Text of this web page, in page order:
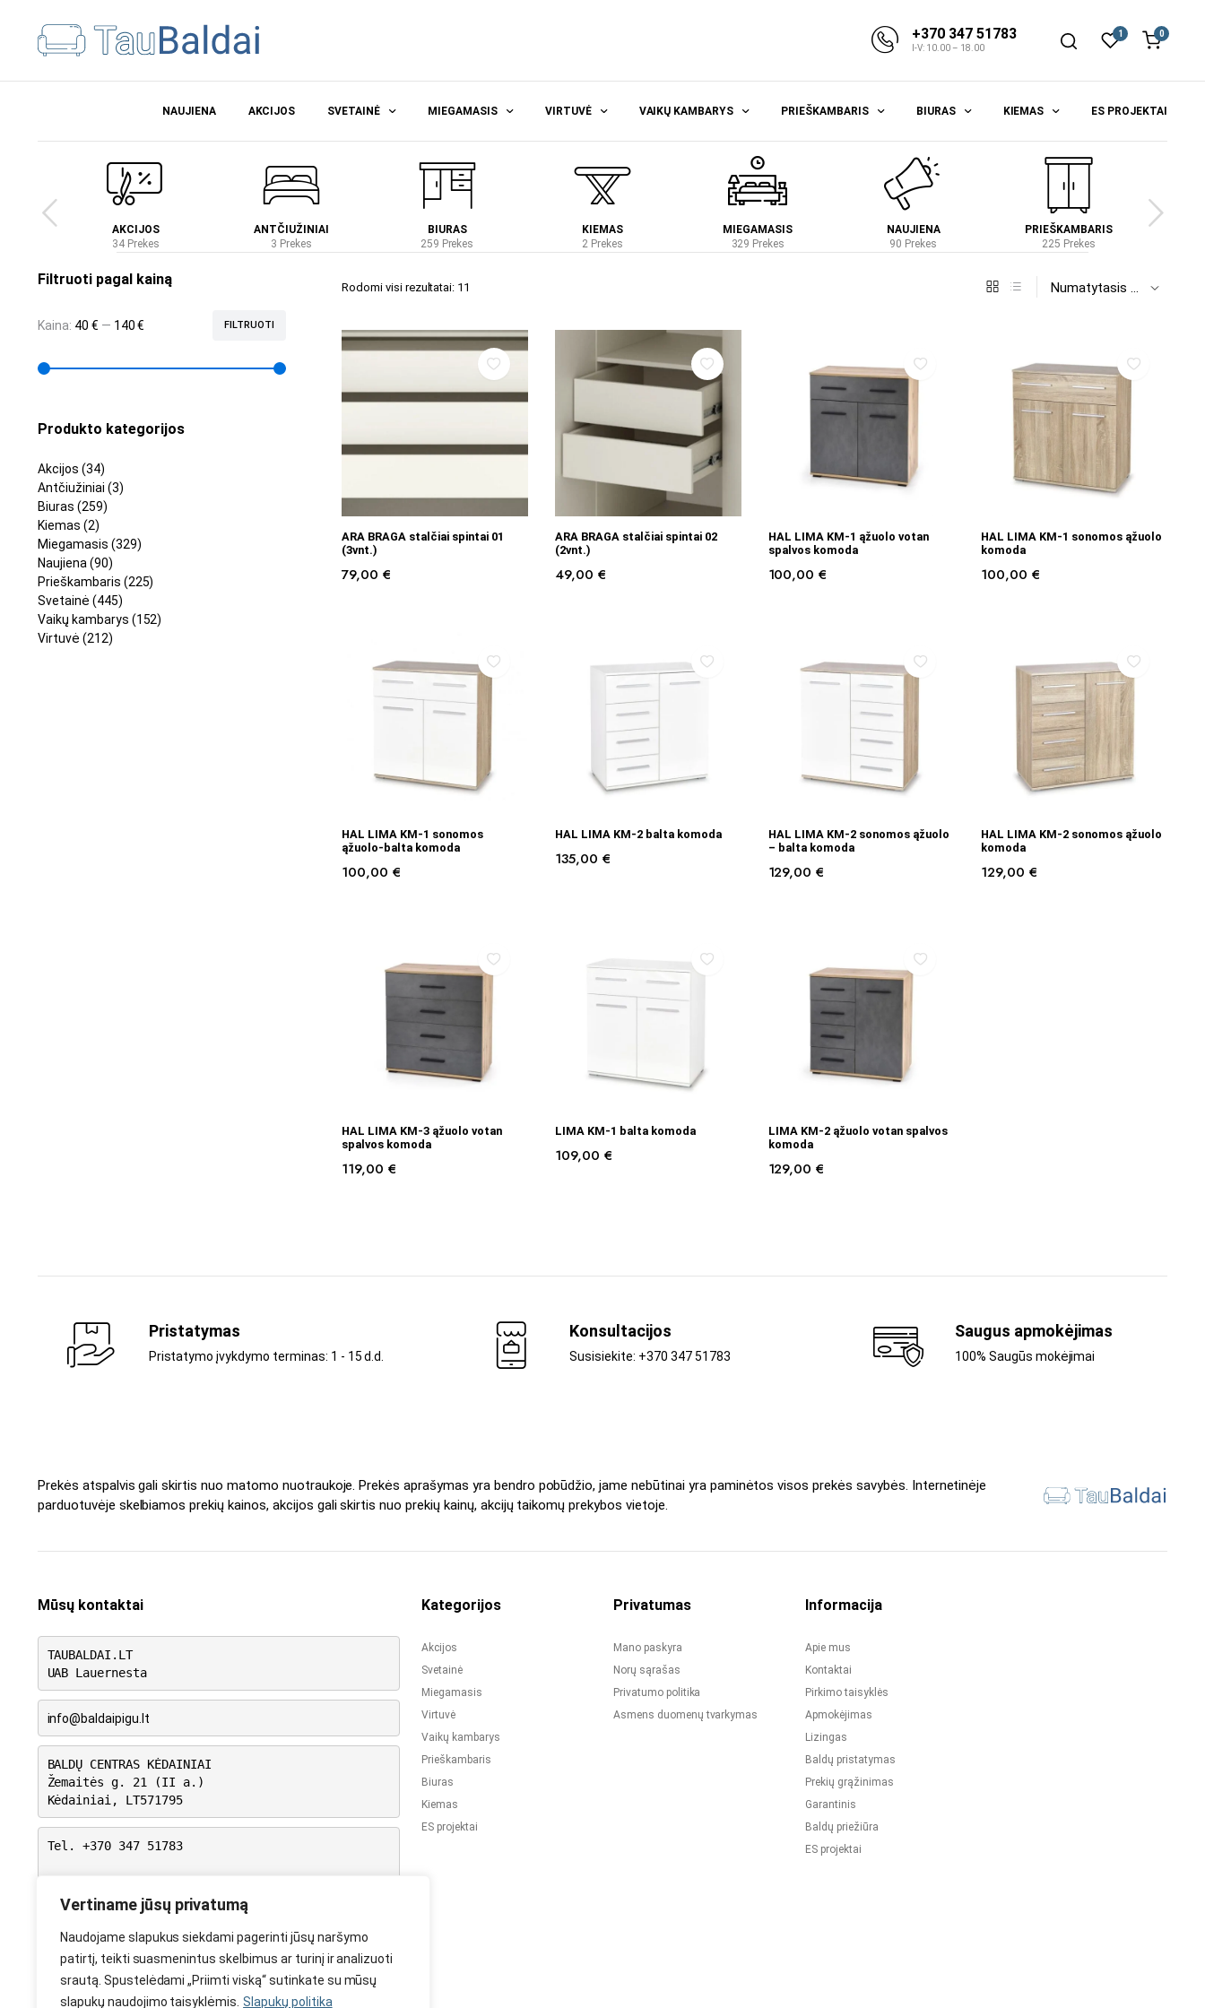
Vertiname jūsų privatumą
Naudojame slapukus siekdami pagerinti jūsų naršymo
patirtį, teikti suasmenintus skelbimus ar turinį ir analizuoti
srautą. Spustelėdami „Priimti viską“ sutinkate su mūsų
slapukų naudojimo taisyklėmis. Slapukų politika
+370 347 51783
I-V: 10.00 – 18.00
1 0
NAUJIENA AKCIJOS SVETAINĖ MIEGAMASIS VIRTUVĖ VAIKŲ KAMBARYS PRIEŠKAMBARIS BIURAS KIEMAS ES PROJEKTAI
AKCIJOS
34 Prekes
ANTČIUŽINIAI
3 Prekes
BIURAS
259 Prekes
KIEMAS
2 Prekes
MIEGAMASIS
329 Prekes
NAUJIENA
90 Prekes
PRIEŠKAMBARIS
225 Prekes
Rodomi visi rezultatai: 11
Į KREPŠELĮ
ARA BRAGA stalčiai spintai 01
(3vnt.)
79,00 €
Į KREPŠELĮ
ARA BRAGA stalčiai spintai 02
(2vnt.)
49,00 €
Į KREPŠELĮ
HAL LIMA KM-1 ąžuolo votan
spalvos komoda
100,00€
Į KREPŠELĮ
HAL LIMA KM-1 sonomos ąžuolo
komoda
100,00€
Į KREPŠELĮ
HAL LIMA KM-1 sonomos
ąžuolo-balta komoda
100,00 €
Į KREPŠELĮ
HAL LIMA KM-2 balta komoda
135,00 €
Į KREPŠELĮ
HAL LIMA KM-2 sonomos ąžuolo
– balta komoda
129,00€
Į KREPŠELĮ
HAL LIMA KM-2 sonomos ąžuolo
komoda
129,00€
Į KREPŠELĮ
HAL LIMA KM-3 ąžuolo votan
spalvos komoda
119,00 €
Į KREPŠELĮ
LIMA KM-1 balta komoda
109,00 €
Į KREPŠELĮ
LIMA KM-2 ąžuolo votan spalvos
komoda
129,00€
Filtruoti pagal kainą
FILTRUOTI
Kaina: 40 € — 140 €
Produkto kategorijos
Akcijos (34)
Antčiužiniai (3)
Biuras (259)
Kiemas (2)
Miegamasis (329)
Naujiena (90)
Prieškambaris (225)
Svetainė (445)
Vaikų kambarys (152)
Virtuvė (212)
Pristatymas
Pristatymo įvykdymo terminas: 1 - 15 d.d.
Konsultacijos
Susisiekite: +370 347 51783
Saugus apmokėjimas
100% Saugūs mokėjimai
Prekės atspalvis gali skirtis nuo matomo nuotraukoje. Prekės aprašymas yra bendro pobūdžio, jame nebūtinai yra paminėtos visos prekės savybės. Internetinėje
parduotuvėje skelbiamos prekių kainos, akcijos gali skirtis nuo prekių kainų, akcijų taikomų prekybos vietoje.
Mūsų kontaktai
TAUBALDAI.LT
UAB Lauernesta
info@baldaipigu.lt
BALDŲ CENTRAS KĖDAINIAI
Žemaitės g. 21 (II a.)
Kėdainiai, LT571795
Tel. +370 347 51783
VI: 9.00 – 15.00
VII: Nedirbame
Kategorijos
Akcijos
Svetainė
Miegamasis
Virtuvė
Vaikų kambarys
Prieškambaris
Biuras
Kiemas
ES projektai
Privatumas
Mano paskyra
Norų sąrašas
Privatumo politika
Asmens duomenų tvarkymas
Informacija
Apie mus
Kontaktai
Pirkimo taisyklės
Apmokėjimas
Lizingas
Baldų pristatymas
Prekių grąžinimas
Garantinis
Baldų priežiūra
ES projektai